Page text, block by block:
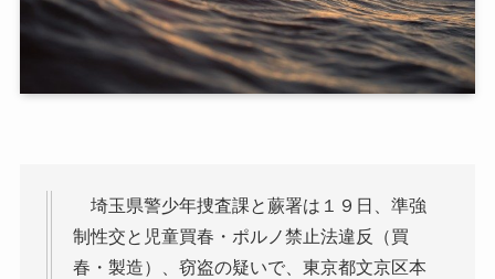
埼玉県警少年捜査課と蕨署は１９日、準強
制性交と児童買春・ポルノ禁止法違反（買
春・製造）、窃盗の疑いで、東京都文京区本